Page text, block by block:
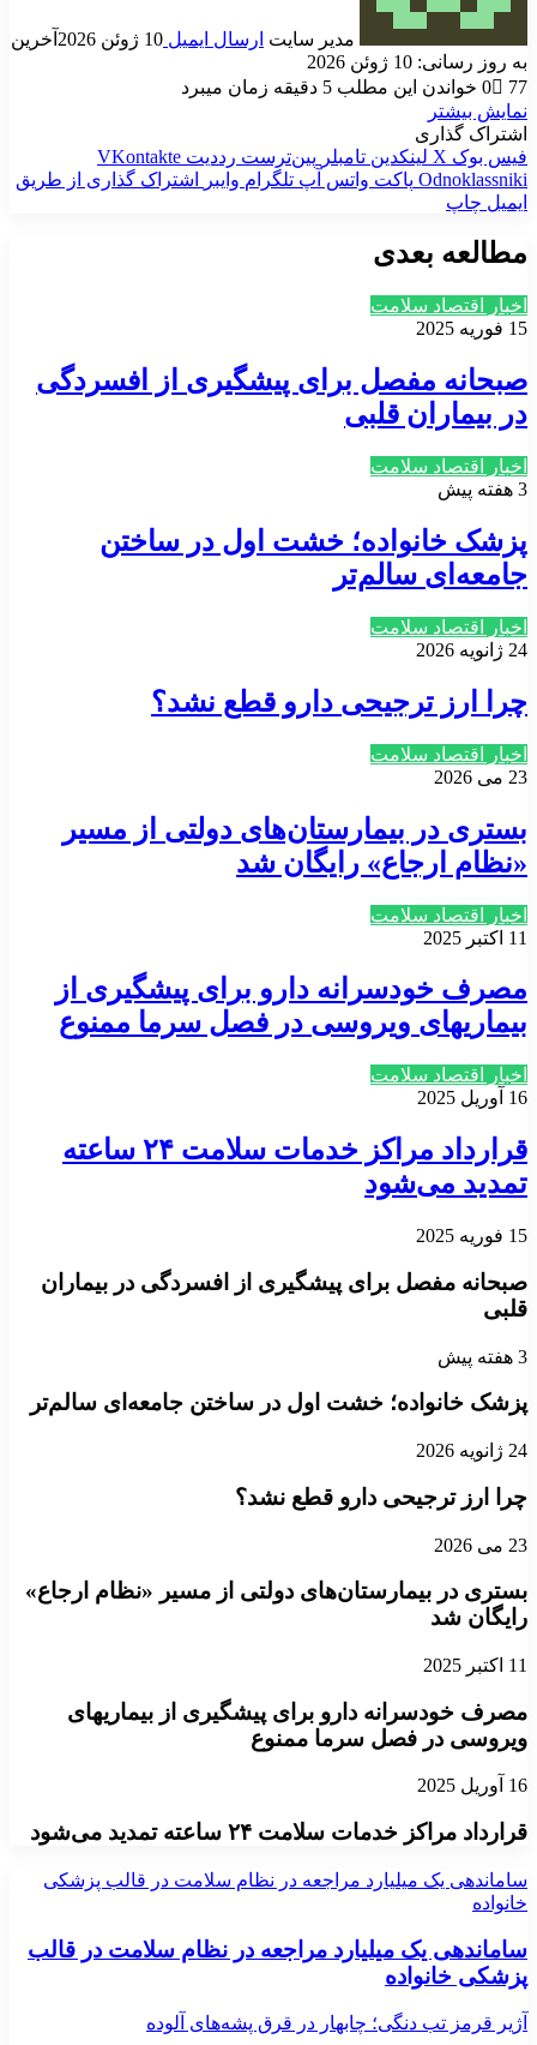
مدیر سایت ارسال ایمیل 10 ژوئن 2026
آخرین
به روز رسانی: 10 ژوئن 2026
0
77
خواندن این مطلب 5 دقیقه زمان میبرد
نمایش بیشتر
اشتراک گذاری
فیس بوک X لینکدین ‫تامبلر ‫پین‌ترست ‫رددیت ‫VKontakte
‫Odnoklassniki پاکت واتس آپ تلگرام وایبر
اشتراک گذاری از طریق
ایمیل چاپ
مطالعه بعدی
اخبار اقتصاد سلامت
15 فوریه 2025
صبحانه مفصل برای پیشگیری از افسردگی
در بیماران قلبی
اخبار اقتصاد سلامت
3 هفته پیش
پزشک خانواده؛ خشت اول در ساختن
جامعه‌ای سالم‌تر
اخبار اقتصاد سلامت
24 ژانویه 2026
چرا ارز ترجیحی دارو قطع نشد؟
اخبار اقتصاد سلامت
23 می 2026
بستری در بیمارستان‌های دولتی از مسیر
«نظام ارجاع» رایگان شد
اخبار اقتصاد سلامت
11 اکتبر 2025
مصرف خودسرانه دارو برای پیشگیری از
بیماریهای ویروسی در فصل سرما ممنوع
اخبار اقتصاد سلامت
16 آوریل 2025
قرارداد مراکز خدمات سلامت ۲۴ ساعته
تمدید می‌شود
15 فوریه 2025
صبحانه مفصل برای پیشگیری از افسردگی در بیماران
قلبی
3 هفته پیش
پزشک خانواده؛ خشت اول در ساختن جامعه‌ای سالم‌تر
24 ژانویه 2026
چرا ارز ترجیحی دارو قطع نشد؟
23 می 2026
بستری در بیمارستان‌های دولتی از مسیر «نظام ارجاع»
رایگان شد
11 اکتبر 2025
مصرف خودسرانه دارو برای پیشگیری از بیماریهای
ویروسی در فصل سرما ممنوع
16 آوریل 2025
قرارداد مراکز خدمات سلامت ۲۴ ساعته تمدید می‌شود
ساماندهی یک میلیارد مراجعه در نظام سلامت در قالب پزشکی
خانواده
ساماندهی یک میلیارد مراجعه در نظام سلامت در قالب
پزشکی خانواده
آژیر قرمز تب دنگی؛ چابهار در قرق پشه‌های آلوده